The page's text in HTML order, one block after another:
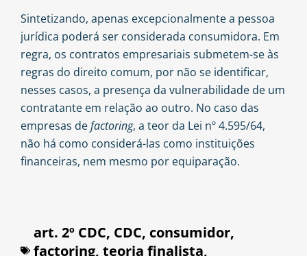
Sintetizando, apenas excepcionalmente a pessoa
jurídica poderá ser considerada consumidora. Em
regra, os contratos empresariais submetem-se às
regras do direito comum, por não se identificar,
nesses casos, a presença da vulnerabilidade de um
contratante em relação ao outro. No caso das
empresas defactoring, a teor da Lei nº 4.595/64,
não há como considerá-las como instituições
financeiras, nem mesmo por equiparação.
art. 2º CDC, CDC, consumidor,
factoring, teoria finalista,